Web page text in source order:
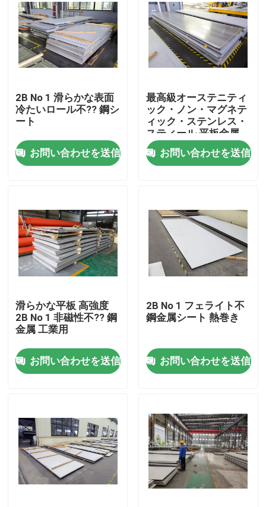
ホーム
接触
製品
ビデオ
ステンレス鋼の薄板金
ステンレス鋼 シートのコイル
ステンレス鋼の棒
2B No 1 滑らかな表面
冷たいロール不?? 鋼シ
ート
お問い合わせを送信
最高級オーステニティ
ック・ノン・マグネテ
ィック・ステンレス・
スティール 平板金属
0.5-20mm
お問い合わせを送信
滑らかな平板 高強度
2B No 1 非磁性不?? 鋼
金属 工業用
お問い合わせを送信
2B No 1 フェライト不
鋼金属シート 熱巻き
お問い合わせを送信